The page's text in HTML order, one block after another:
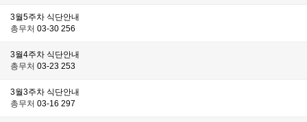
3월5주차 식단안내
총무처 03-30 256
3월4주차 식단안내
총무처 03-23 253
3월3주차 식단안내
총무처 03-16 297